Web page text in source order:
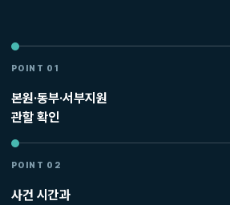
POINT 01
본원·동부·서부지원
관할 확인
POINT 02
사건 시간과